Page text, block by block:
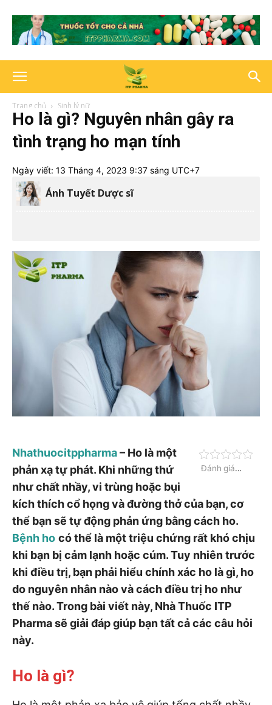
Trang chủ Sinh lý nữ
Ho là gì? Nguyên nhân gây ra
tình trạng ho mạn tính
Ngày viết: 13 Tháng 4, 2023 9:37 sáng UTC+7
Ánh Tuyết Dược sĩ
Đánh giá
Nhathuocitppharma– Ho là một
phản xạ tự phát. Khi những thứ
như chất nhầy, vi trùng hoặc bụi
kích thích cổ họng và đường thở của bạn, cơ
thể bạn sẽ tự động phản ứng bằng cách ho.
Bệnh ho có thể là một triệu chứng rất khó chịu
khi bạn bị cảm lạnh hoặc cúm. Tuy nhiên trước
khi điều trị, bạn phải hiểu chính xác ho là gì, ho
do nguyên nhân nào và cách điều trị ho như
thế nào. Trong bài viết này, Nhà Thuốc ITP
Pharma sẽ giải đáp giúp bạn tất cả các câu hỏi
này.
Ho là gì?